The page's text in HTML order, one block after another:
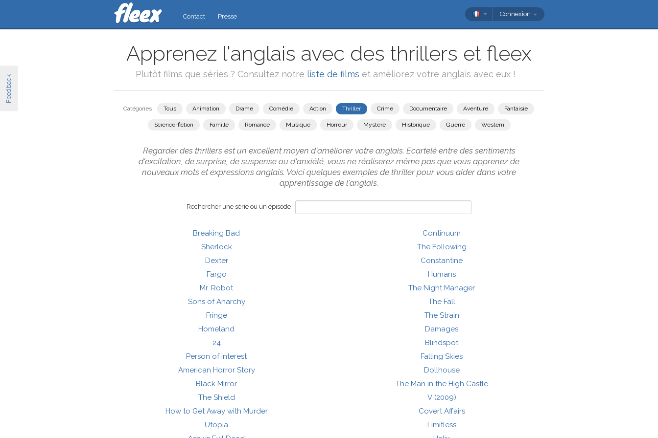
Feedback
Contact Presse Connexion
Apprenez l'anglais avec des thrillers et fleex
Plutôt films que séries ? Consultez notre liste de films et améliorez votre anglais avec eux !
Catégories : Tous Animation Drame Comédie Action Thriller Crime Documentaire Aventure Fantaisie
Science-fiction Famille Romance Musique Horreur Mystère Historique Guerre Western
Regarder des thrillers est un excellent moyen d'améliorer votre anglais. Ecartelé entre des sentiments
d'excitation, de surprise, de suspense ou d'anxiété, vous ne réaliserez même pas que vous apprenez de
nouveaux mots et expressions anglais. Voici quelques exemples de thriller pour vous aider dans votre
apprentissage de l'anglais.
Rechercher une série ou un épisode :
Breaking Bad
Sherlock
Dexter
Fargo
Mr. Robot
Sons of Anarchy
Fringe
Homeland
24
Person of Interest
American Horror Story
Black Mirror
The Shield
How to Get Away with Murder
Utopia
Continuum
The Following
Constantine
Humans
The Night Manager
The Fall
The Strain
Damages
Blindspot
Falling Skies
Dollhouse
The Man in the High Castle
V (2009)
Covert Affairs
Limitless